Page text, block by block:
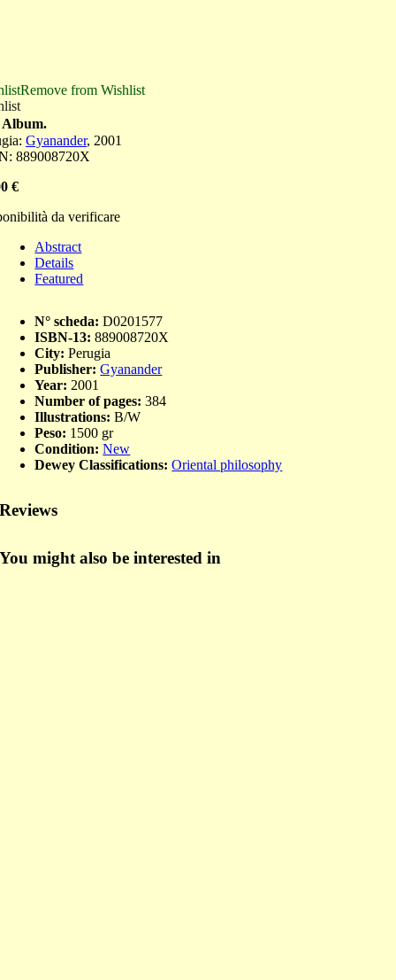
Remove from Wishlist
Album.
: Gyanander, 2001
889008720X
€
da verificare
Abstract
Details
Featured
N° scheda: D0201577
ISBN-13: 889008720X
City: Perugia
Publisher: Gyanander
Year: 2001
Number of pages: 384
Illustrations: B/W
Peso: 1500 gr
Condition: New
Dewey Classifications: Oriental philosophy
Reviews
You might also be interested in